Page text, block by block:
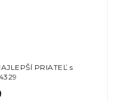
PRIATEĽ s